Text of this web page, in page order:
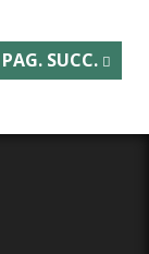
PAG. SUCC.